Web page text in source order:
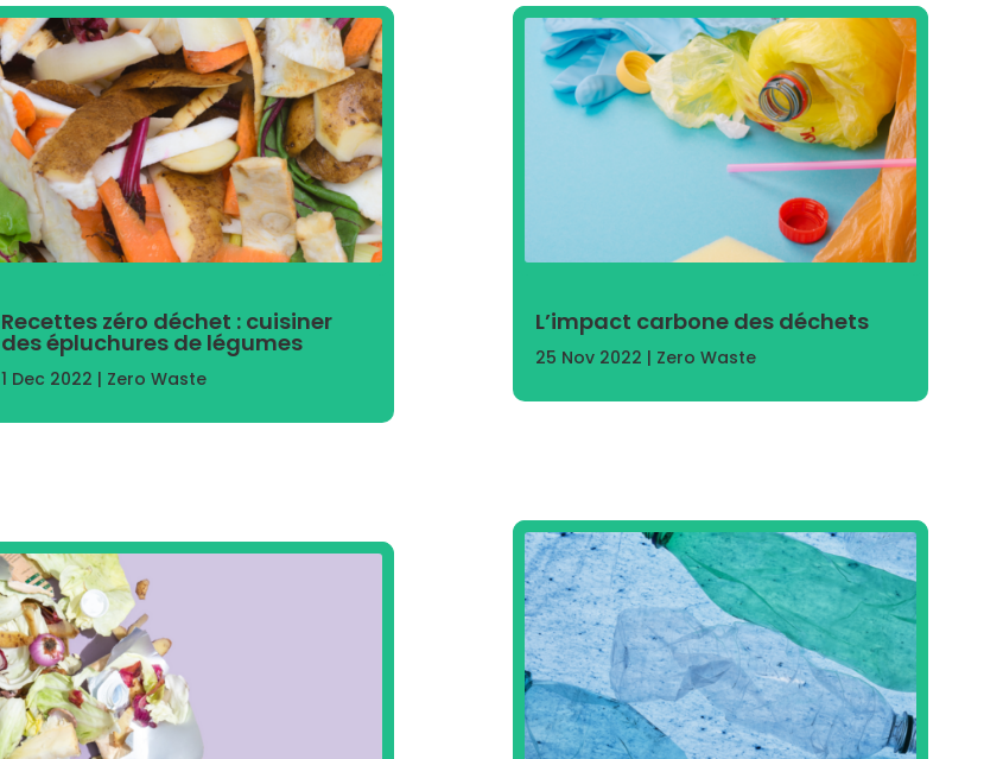
Recettes zéro déchet : cuisiner
des épluchures de légumes
1 Dec 2022 | Zero Waste
L’impact carbone des déchets
25 Nov 2022 | Zero Waste